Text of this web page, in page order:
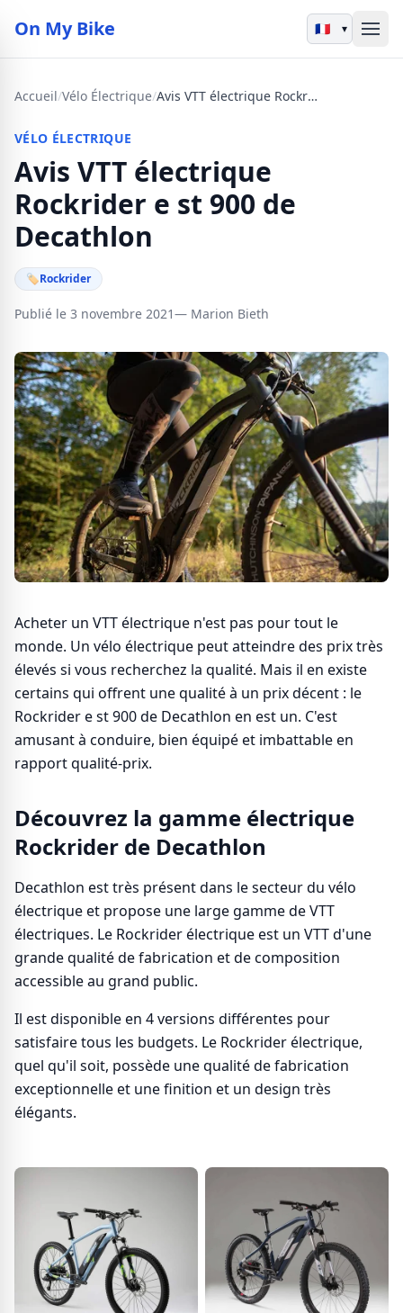
On My Bike ▾
Accueil/Vélo Électrique/ Avis VTT électrique Rockrider e st 900 de Decathlon
VÉLO ÉLECTRIQUE
Avis VTT électrique
Rockrider e st 900 de
Decathlon
🏷Rockrider
Publié le 3 novembre 2021— Marion Bieth
Acheter un VTT électrique n'est pas pour tout le
monde. Un vélo électrique peut atteindre des prix très
élevés si vous recherchez la qualité. Mais il en existe
certains qui offrent une qualité à un prix décent : le
Rockrider e st 900 de Decathlon en est un. C'est
amusant à conduire, bien équipé et imbattable en
rapport qualité-prix.
Découvrez la gamme électrique
Rockrider de Decathlon
Decathlon est très présent dans le secteur du vélo
électrique et propose une large gamme de VTT
électriques. Le Rockrider électrique est un VTT d'une
grande qualité de fabrication et de composition
accessible au grand public.
Il est disponible en 4 versions différentes pour
satisfaire tous les budgets. Le Rockrider électrique,
quel qu'il soit, possède une qualité de fabrication
exceptionnelle et une finition et un design très
élégants.